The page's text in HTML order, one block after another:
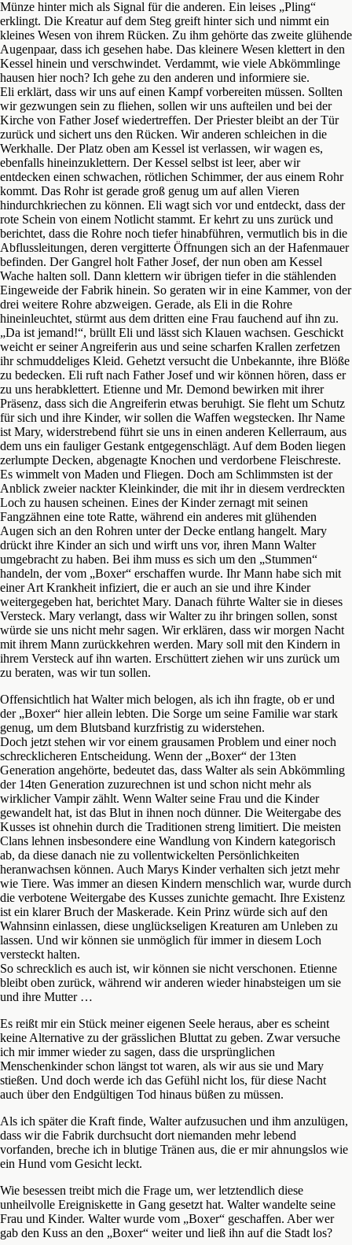
Münze hinter mich als Signal für die anderen. Ein leises „Pling“
erklingt. Die Kreatur auf dem Steg greift hinter sich und nimmt ein
kleines Wesen von ihrem Rücken. Zu ihm gehörte das zweite glühende
Augenpaar, dass ich gesehen habe. Das kleinere Wesen klettert in den
Kessel hinein und verschwindet. Verdammt, wie viele Abkömmlinge
hausen hier noch? Ich gehe zu den anderen und informiere sie.
Eli erklärt, dass wir uns auf einen Kampf vorbereiten müssen. Sollten
wir gezwungen sein zu fliehen, sollen wir uns aufteilen und bei der
Kirche von Father Josef wiedertreffen. Der Priester bleibt an der Tür
zurück und sichert uns den Rücken. Wir anderen schleichen in die
Werkhalle. Der Platz oben am Kessel ist verlassen, wir wagen es,
ebenfalls hineinzuklettern. Der Kessel selbst ist leer, aber wir
entdecken einen schwachen, rötlichen Schimmer, der aus einem Rohr
kommt. Das Rohr ist gerade groß genug um auf allen Vieren
hindurchkriechen zu können. Eli wagt sich vor und entdeckt, dass der
rote Schein von einem Notlicht stammt. Er kehrt zu uns zurück und
berichtet, dass die Rohre noch tiefer hinabführen, vermutlich bis in die
Abflussleitungen, deren vergitterte Öffnungen sich an der Hafenmauer
befinden. Der Gangrel holt Father Josef, der nun oben am Kessel
Wache halten soll. Dann klettern wir übrigen tiefer in die stählenden
Eingeweide der Fabrik hinein. So geraten wir in eine Kammer, von der
drei weitere Rohre abzweigen. Gerade, als Eli in die Rohre
hineinleuchtet, stürmt aus dem dritten eine Frau fauchend auf ihn zu.
„Da ist jemand!“, brüllt Eli und lässt sich Klauen wachsen. Geschickt
weicht er seiner Angreiferin aus und seine scharfen Krallen zerfetzen
ihr schmuddeliges Kleid. Gehetzt versucht die Unbekannte, ihre Blöße
zu bedecken. Eli ruft nach Father Josef und wir können hören, dass er
zu uns herabklettert. Etienne und Mr. Demond bewirken mit ihrer
Präsenz, dass sich die Angreiferin etwas beruhigt. Sie fleht um Schutz
für sich und ihre Kinder, wir sollen die Waffen wegstecken. Ihr Name
ist Mary, widerstrebend führt sie uns in einen anderen Kellerraum, aus
dem uns ein fauliger Gestank entgegenschlägt. Auf dem Boden liegen
zerlumpte Decken, abgenagte Knochen und verdorbene Fleischreste.
Es wimmelt von Maden und Fliegen. Doch am Schlimmsten ist der
Anblick zweier nackter Kleinkinder, die mit ihr in diesem verdreckten
Loch zu hausen scheinen. Eines der Kinder zernagt mit seinen
Fangzähnen eine tote Ratte, während ein anderes mit glühenden
Augen sich an den Rohren unter der Decke entlang hangelt. Mary
drückt ihre Kinder an sich und wirft uns vor, ihren Mann Walter
umgebracht zu haben. Bei ihm muss es sich um den „Stummen“
handeln, der vom „Boxer“ erschaffen wurde. Ihr Mann habe sich mit
einer Art Krankheit infiziert, die er auch an sie und ihre Kinder
weitergegeben hat, berichtet Mary. Danach führte Walter sie in dieses
Versteck. Mary verlangt, dass wir Walter zu ihr bringen sollen, sonst
würde sie uns nicht mehr sagen. Wir erklären, dass wir morgen Nacht
mit ihrem Mann zurückkehren werden. Mary soll mit den Kindern in
ihrem Versteck auf ihn warten. Erschüttert ziehen wir uns zurück um
zu beraten, was wir tun sollen.
Offensichtlich hat Walter mich belogen, als ich ihn fragte, ob er und
der „Boxer“ hier allein lebten. Die Sorge um seine Familie war stark
genug, um dem Blutsband kurzfristig zu widerstehen.
Doch jetzt stehen wir vor einem grausamen Problem und einer noch
schrecklicheren Entscheidung. Wenn der „Boxer“ der 13ten
Generation angehörte, bedeutet das, dass Walter als sein Abkömmling
der 14ten Generation zuzurechnen ist und schon nicht mehr als
wirklicher Vampir zählt. Wenn Walter seine Frau und die Kinder
gewandelt hat, ist das Blut in ihnen noch dünner. Die Weitergabe des
Kusses ist ohnehin durch die Traditionen streng limitiert. Die meisten
Clans lehnen insbesondere eine Wandlung von Kindern kategorisch
ab, da diese danach nie zu vollentwickelten Persönlichkeiten
heranwachsen können. Auch Marys Kinder verhalten sich jetzt mehr
wie Tiere. Was immer an diesen Kindern menschlich war, wurde durch
die verbotene Weitergabe des Kusses zunichte gemacht. Ihre Existenz
ist ein klarer Bruch der Maskerade. Kein Prinz würde sich auf den
Wahnsinn einlassen, diese unglückseligen Kreaturen am Unleben zu
lassen. Und wir können sie unmöglich für immer in diesem Loch
versteckt halten.
So schrecklich es auch ist, wir können sie nicht verschonen. Etienne
bleibt oben zurück, während wir anderen wieder hinabsteigen um sie
und ihre Mutter …
Es reißt mir ein Stück meiner eigenen Seele heraus, aber es scheint
keine Alternative zu der grässlichen Bluttat zu geben. Zwar versuche
ich mir immer wieder zu sagen, dass die ursprünglichen
Menschenkinder schon längst tot waren, als wir aus sie und Mary
stießen. Und doch werde ich das Gefühl nicht los, für diese Nacht
auch über den Endgültigen Tod hinaus büßen zu müssen.
Als ich später die Kraft finde, Walter aufzusuchen und ihm anzulügen,
dass wir die Fabrik durchsucht dort niemanden mehr lebend
vorfanden, breche ich in blutige Tränen aus, die er mir ahnungslos wie
ein Hund vom Gesicht leckt.
Wie besessen treibt mich die Frage um, wer letztendlich diese
unheilvolle Ereigniskette in Gang gesetzt hat. Walter wandelte seine
Frau und Kinder. Walter wurde vom „Boxer“ geschaffen. Aber wer
gab den Kuss an den „Boxer“ weiter und ließ ihn auf die Stadt los?